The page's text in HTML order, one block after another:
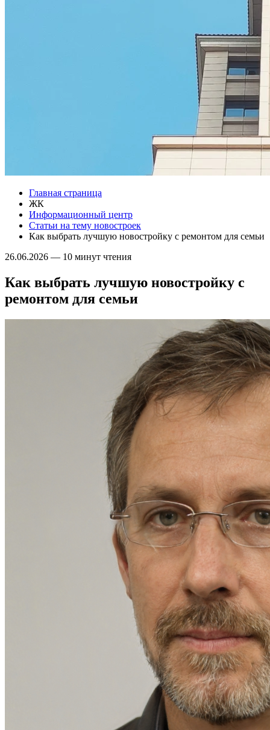
Главная страница
ЖК
Информационный центр
Статьи на тему новостроек
Как выбрать лучшую новостройку с ремонтом для семьи
26.06.2026 — 10 минут чтения
Как выбрать лучшую новостройку с
ремонтом для семьи